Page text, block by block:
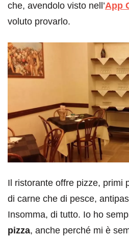
che, avendolo visto nell’App
voluto provarlo.
Il ristorante offre pizze, primi
di carne che di pesce,
Insomma, di tutto. Io ho
pizza, anche perché mi è